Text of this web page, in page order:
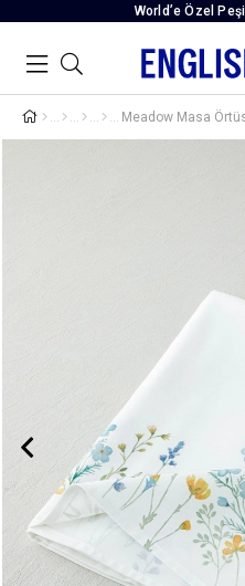
World’e Özel
Meadow Masa